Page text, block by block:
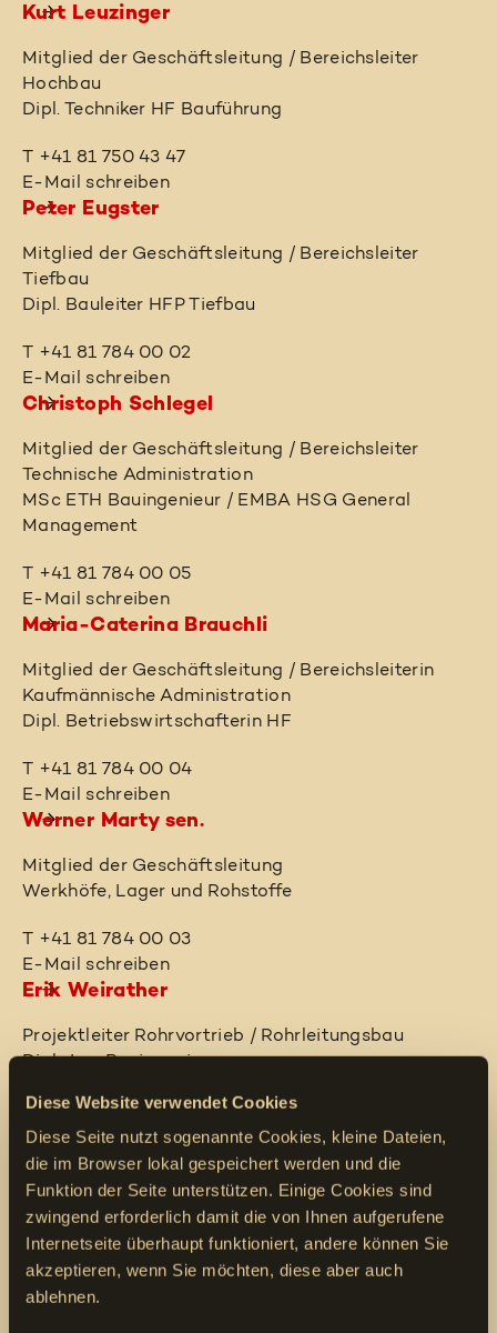
Diese Website verwendet Cookies
Diese Seite nutzt sogenannte Cookies, kleine Dateien,
die im Browser lokal gespeichert werden und die
Funktion der Seite unterstützen. Einige Cookies sind
zwingend erforderlich damit die von Ihnen aufgerufene
Internetseite überhaupt funktioniert, andere können Sie
akzeptieren, wenn Sie möchten, diese aber auch
ablehnen.
Kurt Leuzinger
Mitglied der Geschäftsleitung / Bereichsleiter
Hochbau
Dipl. Techniker HF Bauführung
T +41 81 750 43 47
E-Mail schreiben
Peter Eugster
Mitglied der Geschäftsleitung / Bereichsleiter
Tiefbau
Dipl. Bauleiter HFP Tiefbau
T +41 81 784 00 02
E-Mail schreiben
Christoph Schlegel
Mitglied der Geschäftsleitung / Bereichsleiter
Technische Administration
MSc ETH Bauingenieur / EMBA HSG General
Management
T +41 81 784 00 05
E-Mail schreiben
Maria-Caterina Brauchli
Mitglied der Geschäftsleitung / Bereichsleiterin
Kaufmännische Administration
Dipl. Betriebswirtschafterin HF
T +41 81 784 00 04
E-Mail schreiben
Werner Marty sen.
Mitglied der Geschäftsleitung
Werkhöfe, Lager und Rohstoffe
T +41 81 784 00 03
E-Mail schreiben
Erik Weirather
Projektleiter Rohrvortrieb / Rohrleitungsbau
Dipl.-Ing. Bauingenieurwesen
T +41 81 784 00 12
E-Mail schreiben
Simon Hauri
Projektleiter Rohrvortrieb
T +41 81 784 00 13
E-Mail schreiben
Philipp Heeb